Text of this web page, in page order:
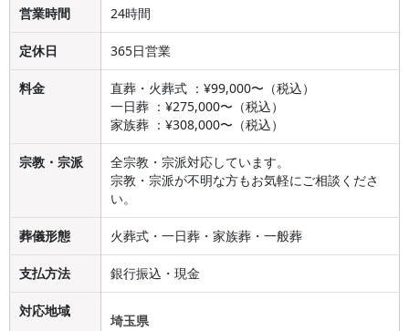
営業時間 24時間
定休日 365日営業
料金
直葬・火葬式 ：¥99,000〜（税込）
一日葬 ：¥275,000〜（税込）
家族葬 ：¥308,000〜（税込）
宗教・宗派
全宗教・宗派対応しています。
宗教・宗派が不明な方もお気軽にご相談くださ
い。
葬儀形態 火葬式・一日葬・家族葬・一般葬
支払方法 銀行振込・現金
対応地域
埼玉県